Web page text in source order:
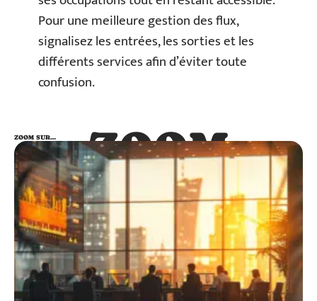
Pour une meilleure gestion des flux,
signalisez les entrées, les sorties et les
différents services afin d’éviter toute
confusion.
ZOOM
SUR…
ZOOM SUR…